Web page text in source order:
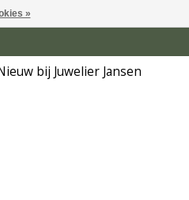
bij Juwelier Jansen
»